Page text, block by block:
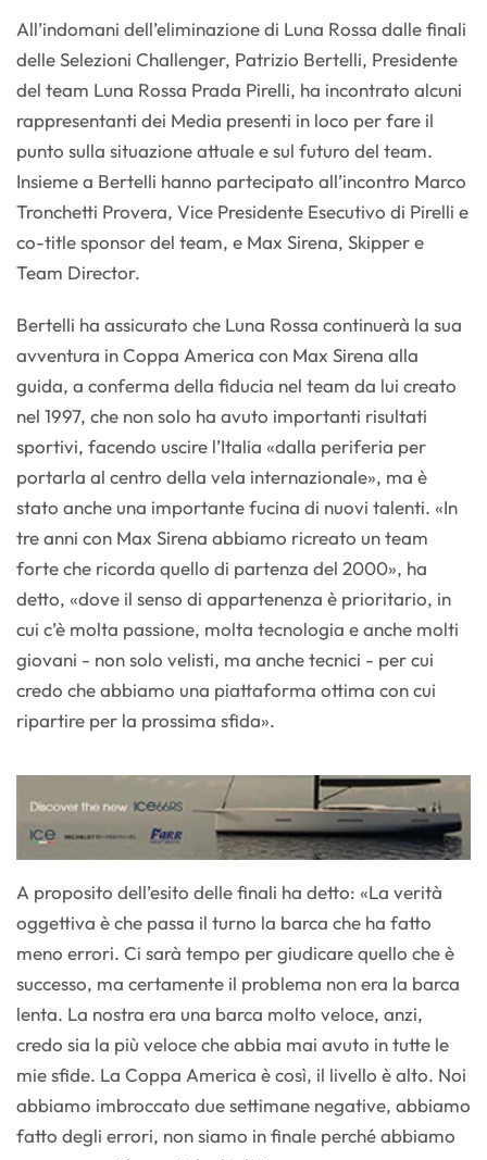
All’indomani dell’eliminazione di Luna Rossa dalle finali
delle Selezioni Challenger, Patrizio Bertelli, Presidente
del team Luna Rossa Prada Pirelli, ha incontrato alcuni
rappresentanti dei Media presenti in loco per fare il
punto sulla situazione attuale e sul futuro del team.
Insieme a Bertelli hanno partecipato all’incontro Marco
Tronchetti Provera, Vice Presidente Esecutivo di Pirelli e
co-title sponsor del team, e Max Sirena, Skipper e
Team Director.
Bertelli ha assicurato che Luna Rossa continuerà la sua
avventura in Coppa America con Max Sirena alla
guida, a conferma della fiducia nel team da lui creato
nel 1997, che non solo ha avuto importanti risultati
sportivi, facendo uscire l’Italia «dalla periferia per
portarla al centro della vela internazionale», ma è
stato anche una importante fucina di nuovi talenti. «In
tre anni con Max Sirena abbiamo ricreato un team
forte che ricorda quello di partenza del 2000», ha
detto, «dove il senso di appartenenza è prioritario, in
cui c’è molta passione, molta tecnologia e anche molti
giovani - non solo velisti, ma anche tecnici - per cui
credo che abbiamo una piattaforma ottima con cui
ripartire per la prossima sfida».
A proposito dell’esito delle finali ha detto: «La verità
oggettiva è che passa il turno la barca che ha fatto
meno errori. Ci sarà tempo per giudicare quello che è
successo, ma certamente il problema non era la barca
lenta. La nostra era una barca molto veloce, anzi,
credo sia la più veloce che abbia mai avuto in tutte le
mie sfide. La Coppa America è così, il livello è alto. Noi
abbiamo imbroccato due settimane negative, abbiamo
fatto degli errori, non siamo in finale perché abbiamo